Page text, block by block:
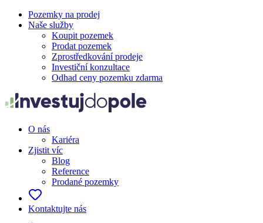
Pozemky na prodej
Naše služby
Koupit pozemek
Prodat pozemek
Zprostředkování prodeje
Investiční konzultace
Odhad ceny pozemku zdarma
O nás
Kariéra
Zjistit víc
Blog
Reference
Prodané pozemky
Kontaktujte nás